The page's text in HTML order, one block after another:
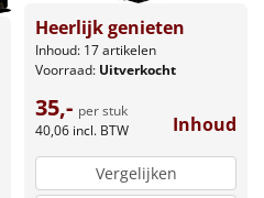
Heerlijk genieten
Inhoud: 17 artikelen
Voorraad: Uitverkocht
35,- per stuk
40,06 incl. BTW Inhoud
Vergelijken